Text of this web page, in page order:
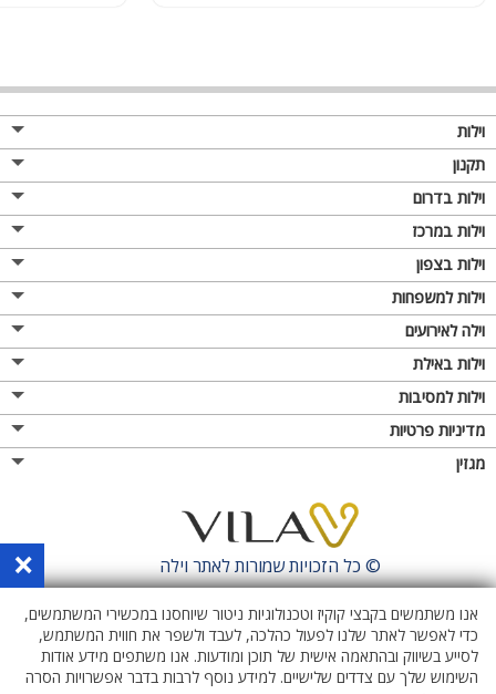
וילות
תקנון
וילות בדרום
וילות במרכז
וילות בצפון
וילות למשפחות
וילה לאירועים
וילות באילת
וילות למסיבות
מדיניות פרטיות
מגזין
© כל הזכויות שמורות לאתרוילה ×
אנו משתמשים בקבצי קוקיז וטכנולוגיות ניטור שיוחסנו במכשירי המשתמשים,
כדי לאפשר לאתר שלנו לפעול כהלכה, לעבד ולשפר את חווית המשתמש,
לסייע בשיווק ובהתאמה אישית של תוכן ומודעות. אנו משתפים מידע אודות
השימוש שלך עם צדדים שלישיים. למידע נוסף לרבות בדבר אפשרויות הסרה